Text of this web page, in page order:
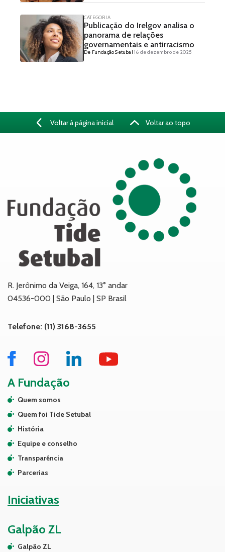
CATEGORIA
Publicação do Irelgov analisa o
panorama de relações
governamentais e antirracismo
De Fundação Setubal16 de dezembro de 2025
Voltar à página inicial Voltar ao topo
R. Jerônimo da Veiga, 164, 13° andar
04536-000 | São Paulo | SP Brasil
Telefone: (11) 3168-3655
A Fundação
Quem somos
Quem foi Tide Setubal
História
Equipe e conselho
Transparência
Parcerias
Iniciativas
Galpão ZL
Galpão ZL